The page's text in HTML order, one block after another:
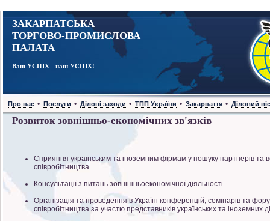
ЗАКАРПАТСЬКА
ТОРГОВО-ПРОМИСЛОВА
ПАЛАТА
Ваш УСПІХ - наш УСПІХ!
Про нас • Послуги • Ділові заходи • ТПП України • Закарпаття • Діловий
Розвиток зовнішньо-економічних зв'язків
Сприяння українським та іноземним фірмам у пошуку партнерів та
співробітництва
Консультації з питань зовнішньоекономічної діяльності
Організація та проведення в Україні конференцій, семінарів та
співробітництва за участю представників українських та іноземних